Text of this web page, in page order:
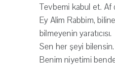
Tevbemi kabul et. Af
Ey Alim Rabbim,
bilmeyenin yaratıcısı.
Sen her şeyi
Benim niyetimi